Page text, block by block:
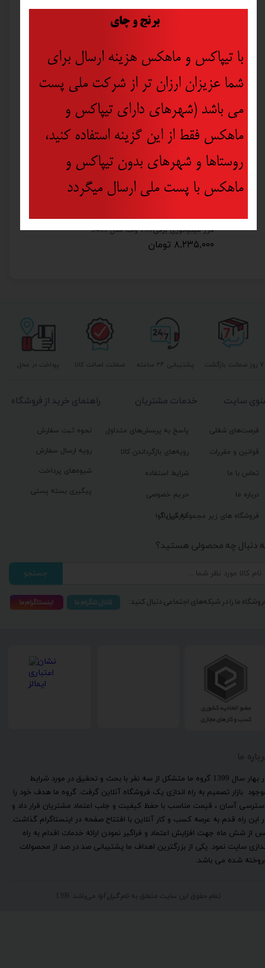
فرز مینیاتوری برقی130 وات مدل 3403
۸,۲۳۵,۰۰۰ تومان
زغال مینی فرز رونیکس مدل 3110 مجموعه دو عددی
ما
​در بهار سال 1399 گروه ما متشکل از سه نفر با بحث و تحقیق در مورد شرایط
بازار تصمیم به راه اندازی یک فروشگاه آنلاین گرفت. گروه ما هدف خود را
آسان ، قیمت مناسب با حفظ کیفیت و جلب اعتماد مشتریان قرار داد و
این راه قدم به عرصه کسب و کار آنلاین با افتتاح صفحه در اینستاگرام گذاشت.
از شش ماه جهت افزایش اعتماد و فراگیر نمودن ارائه خدمات اقدام به راه
سایت نمود. یکی از بزرگترین اهداف ما پشتیبانی صد در صد از محصولات
شده می باشد.
تمام حقوق این سایت متعلق به نام گیل آوا می‌باشد. 1399
پشتیبانی ۲۴ ساعته پرداخت در محل ۷ روز ضمانت بازگشت ضمانت اصالت کالا
راهنمای خرید از فروشگاه
نحوه ثبت سفارش
رویه ارسال سفارش
شیوه‌های پرداخت
پیگیری بسته پستی
خدمات مشتریان
پاسخ به پرسش‌های متداول
رویه‌های بازگرداندن کالا
شرایط استفاده
حریم خصوصی
گزارش باگ
سایت
فرصت‌های شغلی
قوانین و مقررات
تماس با ما
درباره ما
فروشگاه های زیر مجموعه گیل آوا
دنبال چه محصولی هستید؟
جستجو
ما را در شبکه‌های اجتماعی دنبال کنید:
برنج و چای
با تیپاکس و ماهکس هزینه ارسال برای
شما عزیزان ارزان تر از شرکت ملی پست
می باشد (شهرهای دارای تیپاکس و
ماهکس فقط از این گزینه استفاده کنید،
روستاها و شهرهای بدون تیپاکس و
ماهکس با پست ملی ارسال میگردد